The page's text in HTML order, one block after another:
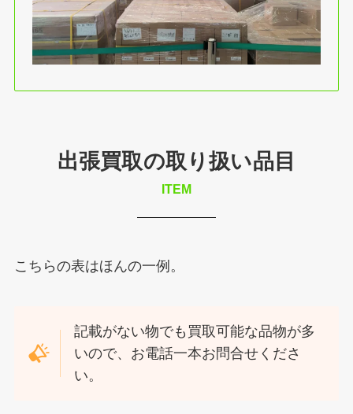
出張買取の取り扱い品目
ITEM
こちらの表はほんの一例。
記載がない物でも買取可能な品物が多
いので、お電話一本お問合せくださ
い。